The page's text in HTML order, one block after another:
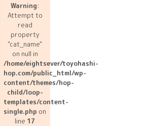
Warning:
Attempt to
read
property
"cat_name"
on null in
/home/eightsever/toyohashi-
hop.com/public_html/wp-
content/themes/hop-
child/loop-
templates/content-
single.php on
line 17